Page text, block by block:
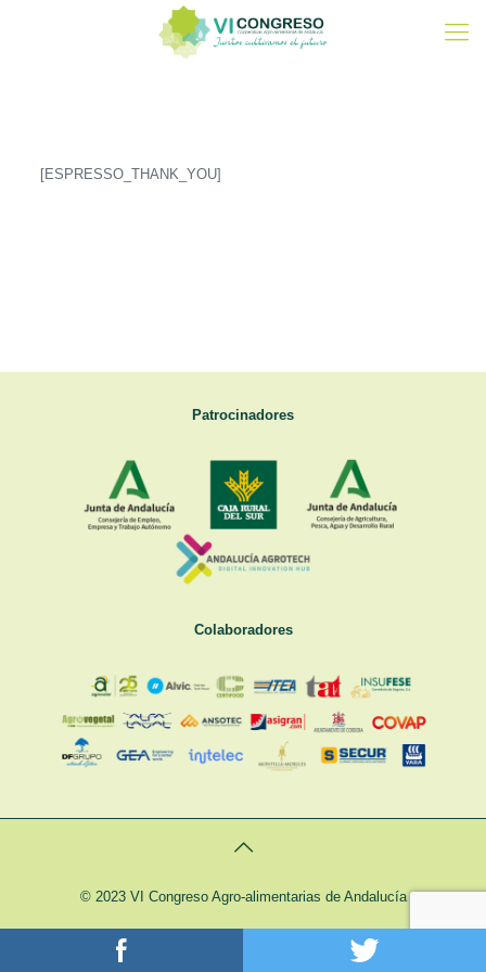
[ESPRESSO_THANK_YOU]
Patrocinadores
Colaboradores
© 2023 VI Congreso Agro-alimentarias de Andalucía